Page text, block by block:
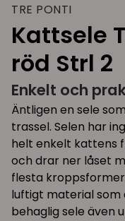
TRE PONTI
Kattsele
röd Strl 2
Enkelt och
Äntligen en sele
trassel. Selen har
helt enkelt kattens
och drar ner låset
flesta
luftigt material som
behaglig sele även